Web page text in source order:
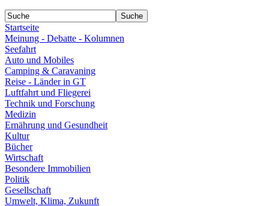
Startseite
Meinung - Debatte - Kolumnen
Seefahrt
Auto und Mobiles
Camping & Caravaning
Reise - Länder in GT
Luftfahrt und Fliegerei
Technik und Forschung
Medizin
Ernährung und Gesundheit
Kultur
Bücher
Wirtschaft
Besondere Immobilien
Politik
Gesellschaft
Umwelt, Klima, Zukunft